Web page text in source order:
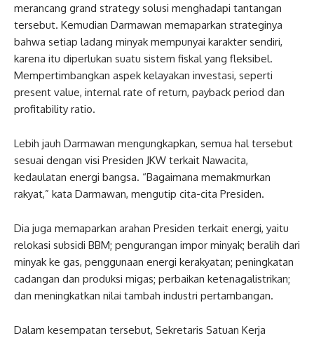
merancang grand strategy solusi menghadapi tantangan
tersebut. Kemudian Darmawan memaparkan strateginya
bahwa setiap ladang minyak mempunyai karakter sendiri,
karena itu diperlukan suatu sistem fiskal yang fleksibel.
Mempertimbangkan aspek kelayakan investasi, seperti
present value, internal rate of return, payback period dan
profitability ratio.
Lebih jauh Darmawan mengungkapkan, semua hal tersebut
sesuai dengan visi Presiden JKW terkait Nawacita,
kedaulatan energi bangsa. “Bagaimana memakmurkan
rakyat,” kata Darmawan, mengutip cita-cita Presiden.
Dia juga memaparkan arahan Presiden terkait energi, yaitu
relokasi subsidi BBM; pengurangan impor minyak; beralih dari
minyak ke gas, penggunaan energi kerakyatan; peningkatan
cadangan dan produksi migas; perbaikan ketenagalistrikan;
dan meningkatkan nilai tambah industri pertambangan.
Dalam kesempatan tersebut, Sekretaris Satuan Kerja